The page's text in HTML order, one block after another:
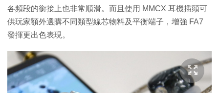
各頻段的銜接上也非常順滑。而且使用 MMCX 耳機插頭可
供玩家額外選購不同類型線芯物料及平衡端子，增強 FA7
發揮更出色表現。